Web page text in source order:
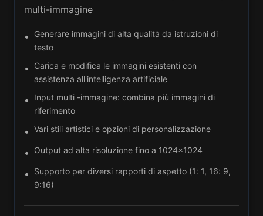
multi-immagine
•
Generare immagini di alta qualità da istruzioni di
testo
•
Carica e modifica le immagini esistenti con
assistenza all'intelligenza artificiale
•
Input multi -immagine: combina più immagini di
riferimento
• Vari stili artistici e opzioni di personalizzazione
• Output ad alta risoluzione fino a 1024x1024
•
Supporto per diversi rapporti di aspetto (1: 1, 16: 9,
9:16)